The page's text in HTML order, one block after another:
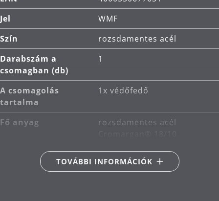
Jel
WMF
Szín
rozsdamentes acél
Darabszám a
csomagban (db)
1
A csomagolás
tartalma
1x védőfedő
Fő anyag
rozsdamentes acél
Termékápolás
mosogatógépben
mosható
TOVÁBBI INFORMÁCIÓK